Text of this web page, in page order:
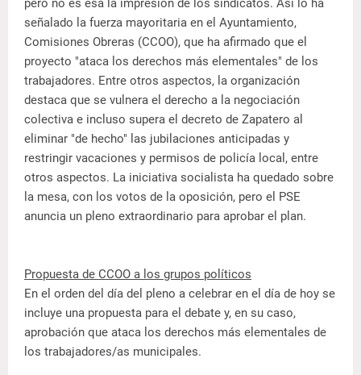
pero no es esa la impresión de los sindicatos. Así lo ha
señalado la fuerza mayoritaria en el Ayuntamiento,
Comisiones Obreras (CCOO), que ha afirmado que el
proyecto "ataca los derechos más elementales" de los
trabajadores. Entre otros aspectos, la organización
destaca que se vulnera el derecho a la negociación
colectiva e incluso supera el decreto de Zapatero al
eliminar "de hecho" las jubilaciones anticipadas y
restringir vacaciones y permisos de policía local, entre
otros aspectos. La iniciativa socialista ha quedado sobre
la mesa, con los votos de la oposición, pero el PSE
anuncia un pleno extraordinario para aprobar el plan.
Propuesta de CCOO a los grupos políticos
En el orden del día del pleno a celebrar en el día de hoy se
incluye una propuesta para el debate y, en su caso,
aprobación que ataca los derechos más elementales de
los trabajadores/as municipales.